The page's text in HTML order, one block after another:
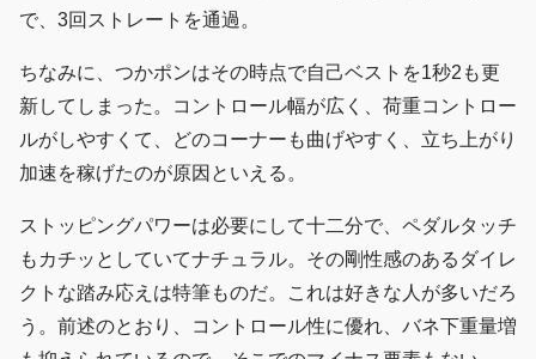
で、3回ストレートを通過。
ちなみに、つかポンはその時点で自己ベストを1秒2も更
新してしまった。コントロール幅が広く、荷重コントロー
ルがしやすくて、どのコーナーも曲げやすく、立ち上がり
加速を稼げたのが原因といえる。
ストッピングパワーは必要にして十二分で、ペダルタッチ
もカチッとしていてナチュラル。その剛性感のあるダイレ
クトな踏み応えは特筆ものだ。これは好きな人が多いだろ
う。前述のとおり、コントロール性に優れ、バネ下重量増